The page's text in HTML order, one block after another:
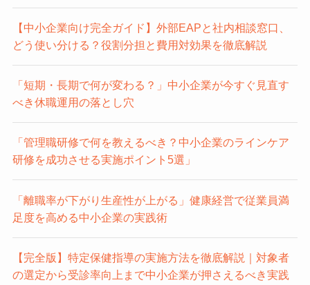
【中小企業向け完全ガイド】外部EAPと社内相談窓口、
どう使い分ける？役割分担と費用対効果を徹底解説
「短期・長期で何が変わる？」中小企業が今すぐ見直す
べき休職運用の落とし穴
「管理職研修で何を教えるべき？中小企業のラインケア
研修を成功させる実施ポイント5選」
「離職率が下がり生産性が上がる」健康経営で従業員満
足度を高める中小企業の実践術
【完全版】特定保健指導の実施方法を徹底解説｜対象者
の選定から受診率向上まで中小企業が押さえるべき実践